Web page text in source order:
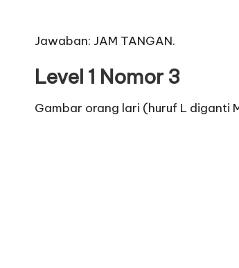
Jawaban: JAM TANGAN.
Level 1 Nomor 3
Gambar orang lari (huruf L diganti